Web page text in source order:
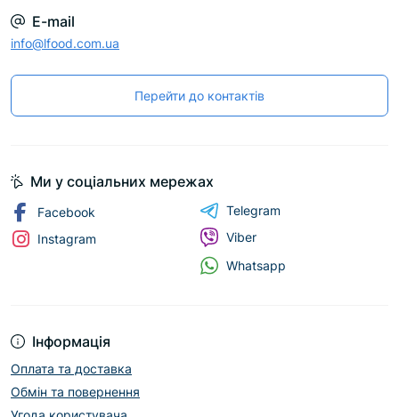
E-mail
info@lfood.com.ua
Перейти до контактів
Інформація
Оплата та доставка
Обмін та повернення
Ми у соціальних мережах
Facebook
Instagram
Telegram
Viber
Whatsapp